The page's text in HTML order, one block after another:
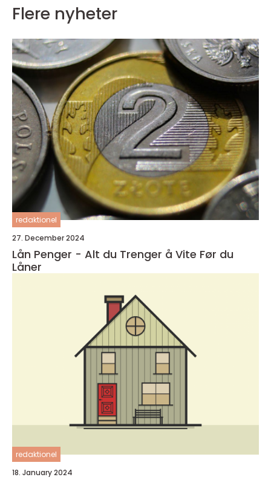
Flere nyheter
redaktionel
27. December 2024
Lån Penger - Alt du Trenger å Vite Før du
Låner
redaktionel
18. January 2024